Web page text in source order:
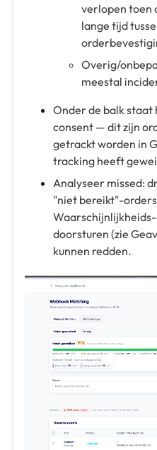
verlopen toen
lange tijd
Overig/
meestal
Onder de balk
consent — dit zijn
getrackt worden in
tracking heeft
Analyseer missed:
"niet bereikt"-
doorsturen (zie
kunnen redden.